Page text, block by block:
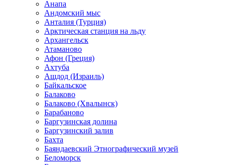
Анапа
Андомский мыс
Анталия (Турция)
Арктическая станция на льду
Архангельск
Атаманово
Афон (Греция)
Ахтуба
Ашдод (Израиль)
Байкальское
Балаково
Балаково (Хвалынск)
Барабаново
Баргузинская долина
Баргузинский залив
Бахта
Баяндаевский Этнографический музей
Беломорск